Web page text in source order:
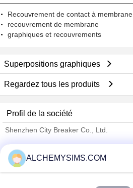
Recouvrement de contact à membrane
recouvrement de membrane
graphiques et recouvrements
Superpositions graphiques
Regardez tous les produits
Profil de la société
Shenzhen City Breaker Co., Ltd.
Trust Seal
Verified Suplier
ALCHEMYSIMS.COM